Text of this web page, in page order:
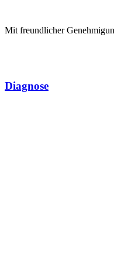
Mit freundlicher
Diagnose